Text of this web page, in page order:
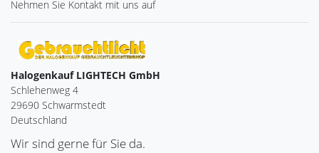
Nehmen Sie Kontakt mit uns auf
Halogenkauf LIGHTECH GmbH
Schlehenweg 4
29690 Schwarmstedt
Deutschland
Wir sind gerne für Sie da.